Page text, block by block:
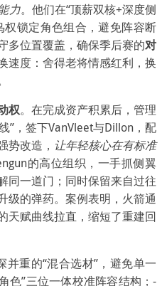
力。他们在“顶薪双核+深度侧
锁定角色组合，避免阵容断
多位置覆盖，确保季后赛的对
速度：舍得老将情感红利，换
权。在完成资产积累后，管理
”，签下VanVleet与Dillon，配
势改造， 让年轻核心在有标准
的高位组织，一手抓侧翼
同一道门；同时保留来自过往
级的弹药。案例表明，火箭通
天赋曲线拉直，缩短了重建回
重的“混合选材”，避免单一
”三位一体校准阵容结构；-